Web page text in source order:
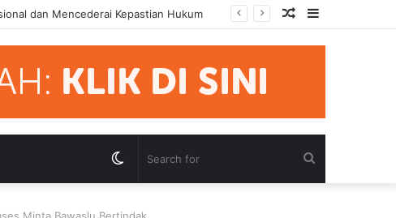
Pihak Hormati Supremasi Hukum Sidebar
Random
Article
Switch